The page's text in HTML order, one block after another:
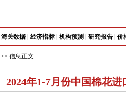
海关数据 经济指标 机构预测 研究报告 价
>> 信息正文
2024年1-7月份中国棉花